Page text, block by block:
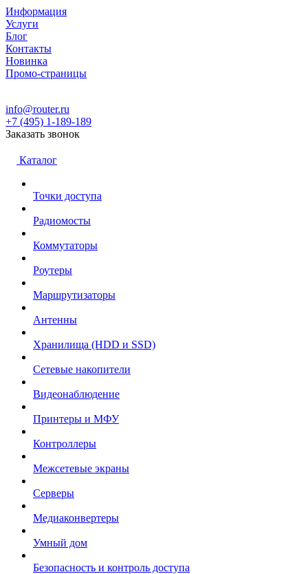
Информация
Услуги
Блог
Контакты
Новинка
Промо-страницы
info@router.ru
+7 (495) 1-189-189
Заказать звонок
Каталог
Точки доступа
Радиомосты
Коммутаторы
Роутеры
Маршрутизаторы
Антенны
Хранилища (HDD и SSD)
Сетевые накопители
Видеонаблюдение
Принтеры и МФУ
Контроллеры
Межсетевые экраны
Серверы
Медиаконвертеры
Умный дом
Безопасность и контроль доступа